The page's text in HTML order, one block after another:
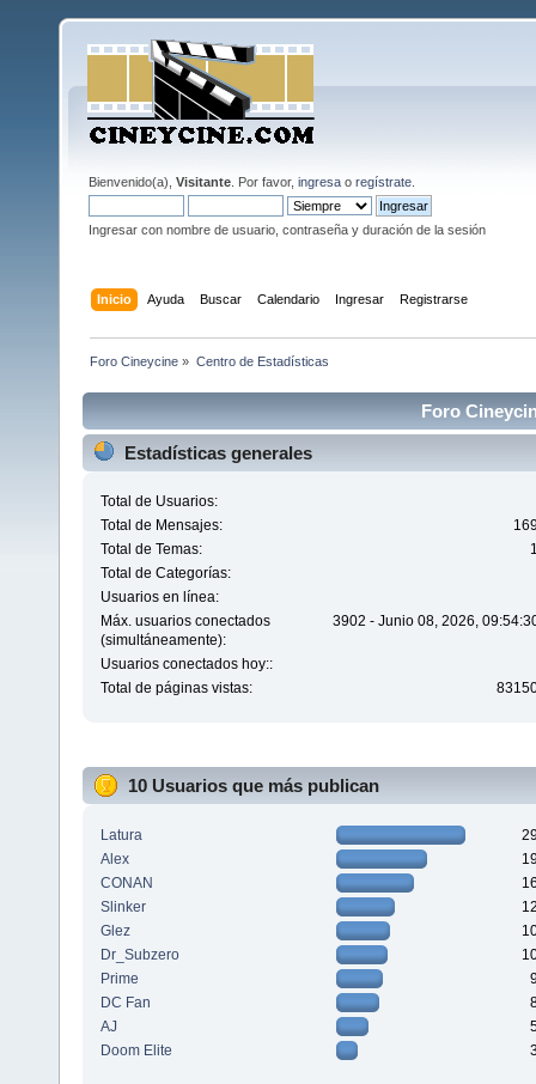
Bienvenido(a), Visitante . Por favor, ingresa o regístrate
Ingresar con nombre de usuario, contraseña y duración de la sesión
Inicio Ayuda Buscar Calendario Ingresar Registrarse
Foro Cineycine » Centro de Estadísticas
Foro
Estadísticas generales
Total de Usuarios:
Total de Mensajes:
Total de Temas:
Total de Categorías:
Usuarios en línea:
Máx. usuarios conectados
(simultáneamente):
3902 - Junio 08, 2026,
Usuarios conectados hoy::
Total de páginas vistas:
10 Usuarios que más publican
Latura
Alex
CONAN
Slinker
Glez
Dr_Subzero
Prime
DC Fan
AJ
Doom Elite